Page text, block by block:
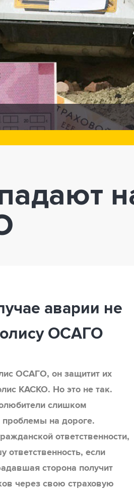
аварии не
ОСАГО
ОСАГО, он защитит их
КАСКО. Но это не так.
слишком
на дороге.
ответственности,
если
сторона получит
через свою страховую